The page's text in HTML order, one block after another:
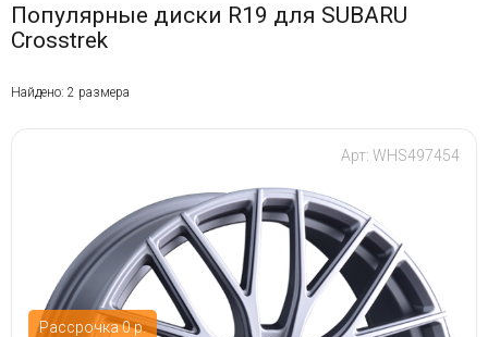
Пт:
C
9:00
21:00
Популярные диски R19 для SUBARU
Crosstrek
Найдено: 2 размера
Рассрочка 0 р.
Арт: WHS497454